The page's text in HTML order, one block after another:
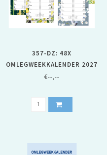
357-DZ: 48X
OMLEGWEEKKALENDER 2027
OP DESSIN SCHILD - 1 DOOS
€--,--